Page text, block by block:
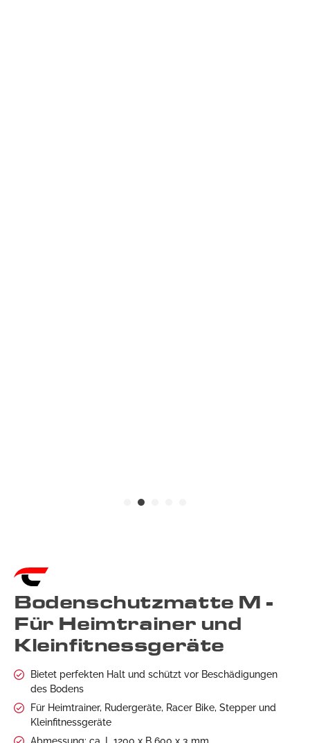
Bodenschutzmatte M -
Für Heimtrainer und
Kleinfitnessgeräte
Bietet perfekten Halt und schützt vor Beschädigungen
des Bodens
Für Heimtrainer, Rudergeräte, Racer Bike, Stepper und
Kleinfitnessgeräte
Abmessung: ca. L 1200 x B 600 x 3 mm